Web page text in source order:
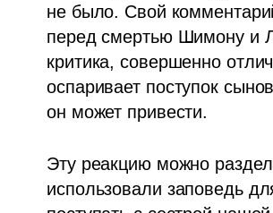
не было. Свой
перед смертью Шимону и
критика, совершенно
оспаривает поступок
он может привести.
Эту реакцию можно
использовали заповедь